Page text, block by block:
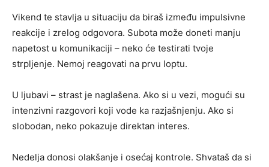
Vikend te stavlja u situaciju da biraš između impulsivne
reakcije i zrelog odgovora. Subota može doneti manju
napetost u komunikaciji – neko će testirati tvoje
strpljenje. Nemoj reagovati na prvu loptu.
U ljubavi – strast je naglašena. Ako si u vezi, mogući su
intenzivni razgovori koji vode ka razjašnjenju. Ako si
slobodan, neko pokazuje direktan interes.
Nedelja donosi olakšanje i osećaj kontrole. Shvataš da si